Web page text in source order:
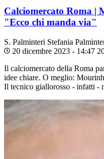
Calciomercato Roma |
"Ecco chi manda via"
S. Palminteri Stefania
20 dicembre 2023 - 14:47
Il calciomercato della Roma
idee chiare. O meglio:
Il tecnico giallorosso - infatti -